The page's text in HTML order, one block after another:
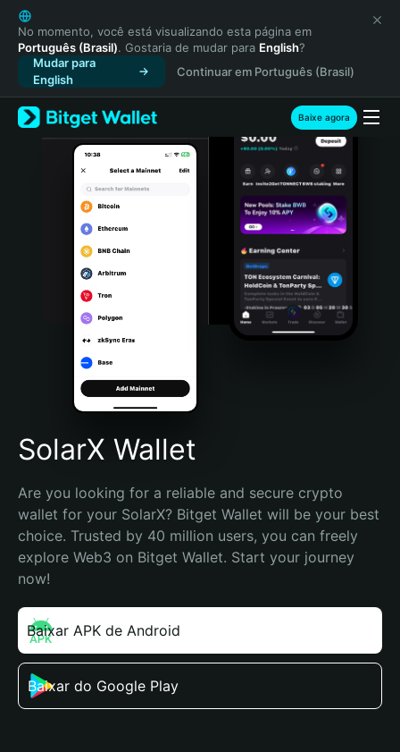
English
日本語
Tiếng Việt
Русский
Español (Latinoamérica)
Türkçe
Italiano
Português (Portugal)
Bahasa Indonesia
Português (Brasil)
Español (Argentina)
No momento, você está visualizando esta página em
Português (Brasil). Gostaria de mudar para English?
Mudar para
English
Continuar em Português (Brasil)
Baixe agora
SolarX Wallet
Are you looking for a reliable and secure crypto
wallet for your SolarX? Bitget Wallet will be your best
choice. Trusted by 40 million users, you can freely
explore Web3 on Bitget Wallet. Start your journey
now!
Baixar APK de Android
Baixar do Google Play